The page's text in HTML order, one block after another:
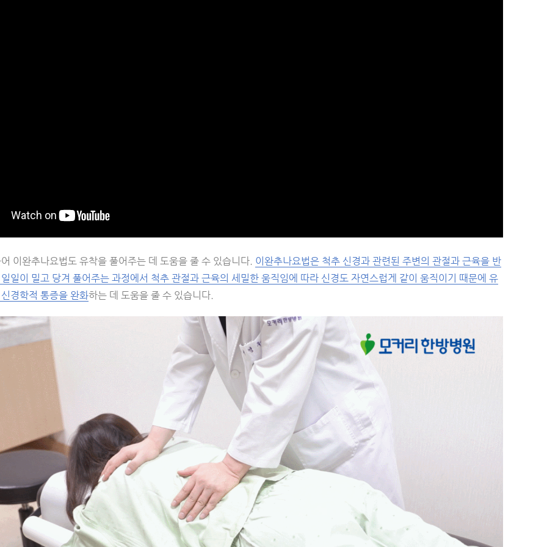
이완추나요법도 유착을 풀어주는 데 도움을 줄 수 있습니다. 이완추나요법은 척추 신경과 관련된 주변의 관절과 근육을 반
일이 밀고 당겨 풀어주는 과정에서 척추 관절과 근육의 세밀한 움직임에 따라 신경도 자연스럽게 같이 움직이기 때문에 유
경학적 통증을 완화하는 데 도움을 줄 수 있습니다.